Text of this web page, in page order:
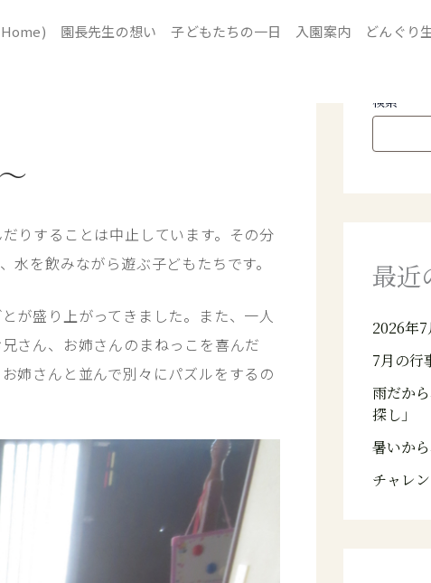
園長先生の想い 子どもたちの一日 入園案内 どんぐり
りすることは中止しています。その分
を飲みながら遊ぶ子どもたちです。
が盛り上がってきました。また、一人
さん、お姉さんのまねっこを喜んだ
姉さんと並んで別々にパズルをするの
検索
最近
2026年
7月の
雨だか
探し」
暑いか
チャレ